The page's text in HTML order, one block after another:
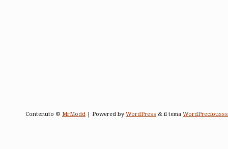
Contenuto © MrModd | Powered byWordPress & il tema WordPreciousss